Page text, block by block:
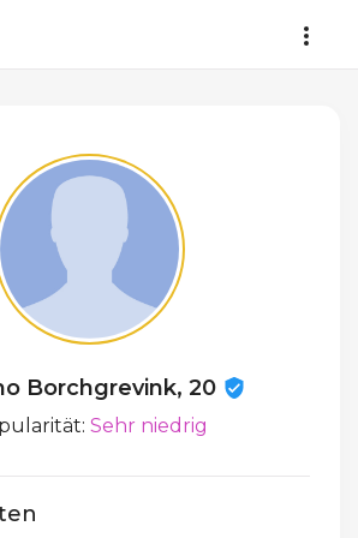
Borchgrevink, 20
Sehr niedrig